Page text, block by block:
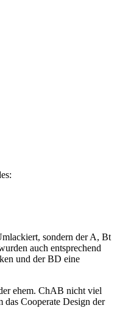
sondern der A, Bt
auch entsprechend
und der BD eine
ehem. ChAB nicht viel
das Cooperate Design der